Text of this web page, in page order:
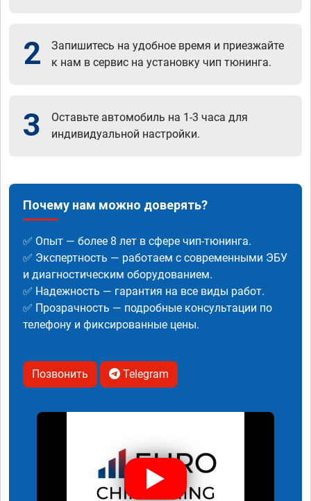
2
Запишитесь на удобное время и приезжайте
к нам в сервис на установку чип тюнинга.
3
Оставьте автомобиль на 1-3 часа для
индивидуальной настройки.
Почему нам можно доверять?
✅ Опыт — более 8 лет в сфере чип-тюнинга.
✅ Экспертность — работаем с современными ЭБУ
и диагностическим оборудованием.
✅ Надежность — гарантия на все виды работ.
✅ Прозрачность — подробные консультации по
телефону и фиксированные цены.
Позвонить Telegram